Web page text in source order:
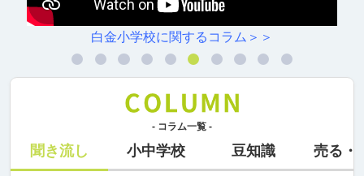
白金小学校に関するコラム＞＞
- コラム一覧 -
聞き流し 小中学校 豆知識 売る・